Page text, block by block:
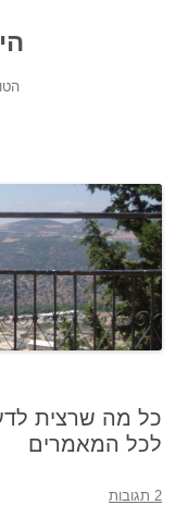
כל מה שרצית
לכל המאמרים
2 תגובות